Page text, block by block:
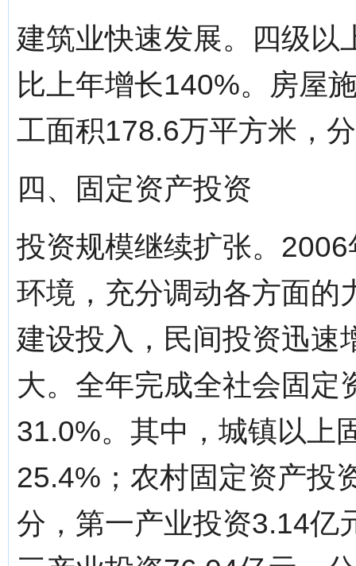
建筑业快速发展。四级以
比上年增长140%。房屋
工面积178.6万平方米，
四、固定资产投资
投资规模继续扩张。
环境，充分调动各方面的
建设投入，民间投资迅速
大。全年完成全社会固定
31.0%。其中，城镇以上
25.4%；农村固定资产投
分，第一产业投资3.14亿